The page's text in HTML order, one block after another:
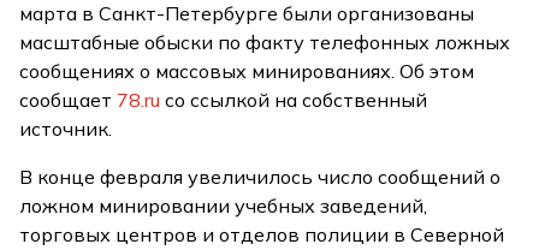
марта в Санкт-Петербурге были организованы
масштабные обыски по факту телефонных ложных
сообщениях о массовых минированиях. Об этом
сообщает 78.ru со ссылкой на собственный
источник.
В конце февраля увеличилось число сообщений о
ложном минировании учебных заведений,
торговых центров и отделов полиции в Северной